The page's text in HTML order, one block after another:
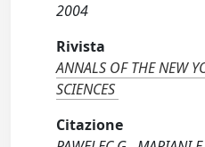
2004
Rivista
ANNALS OF THE NEW
SCIENCES
Citazione